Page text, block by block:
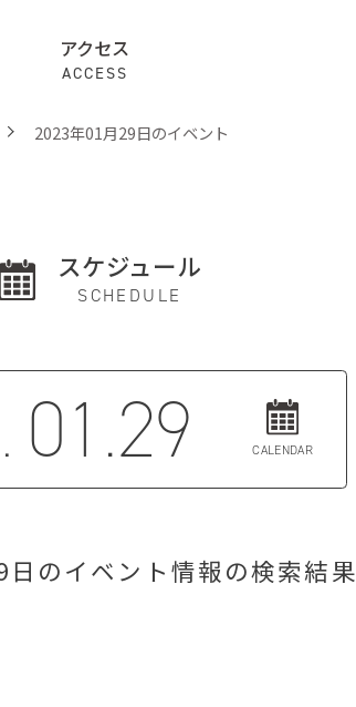
アクセス
ACCESS
2023年01月29日のイベント
スケジュール
SCHEDULE
01.29 CALENDAR
のイベント情報の検索結果